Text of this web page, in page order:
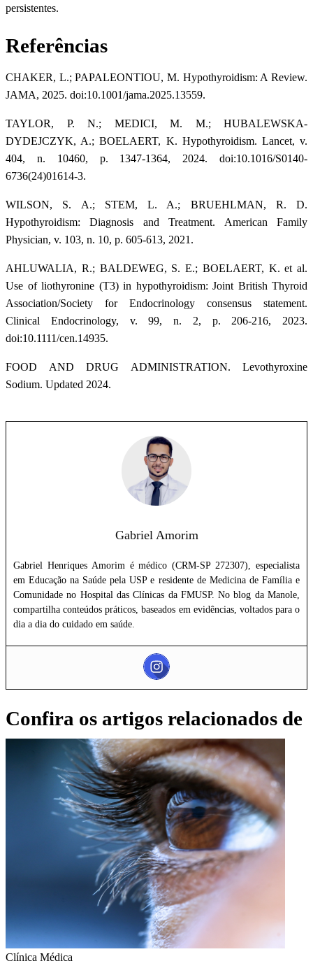
persistentes.
Referências
CHAKER, L.; PAPALEONTIOU, M. Hypothyroidism: A Review.
JAMA, 2025. doi:10.1001/jama.2025.13559.
TAYLOR, P. N.; MEDICI, M. M.; HUBALEWSKA-
DYDEJCZYK, A.; BOELAERT, K. Hypothyroidism. Lancet, v.
404, n. 10460, p. 1347-1364, 2024. doi:10.1016/S0140-
6736(24)01614-3.
WILSON, S. A.; STEM, L. A.; BRUEHLMAN, R. D.
Hypothyroidism: Diagnosis and Treatment. American Family
Physician, v. 103, n. 10, p. 605-613, 2021.
AHLUWALIA, R.; BALDEWEG, S. E.; BOELAERT, K. et al.
Use of liothyronine (T3) in hypothyroidism: Joint British Thyroid
Association/Society for Endocrinology consensus statement.
Clinical Endocrinology, v. 99, n. 2, p. 206-216, 2023.
doi:10.1111/cen.14935.
FOOD AND DRUG ADMINISTRATION. Levothyroxine
Sodium. Updated 2024.
Gabriel Amorim
Gabriel Henriques Amorim é médico (CRM-SP 272307), especialista
em Educação na Saúde pela USP e residente de Medicina de Família e
Comunidade no Hospital das Clínicas da FMUSP. No blog da Manole,
compartilha conteúdos práticos, baseados em evidências, voltados para o
dia a dia do cuidado em saúde.
Confira os artigos relacionados de
Clínica Médica